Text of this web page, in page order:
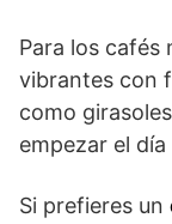
Para los cafés
vibrantes con
como
empezar el
Si prefieres un